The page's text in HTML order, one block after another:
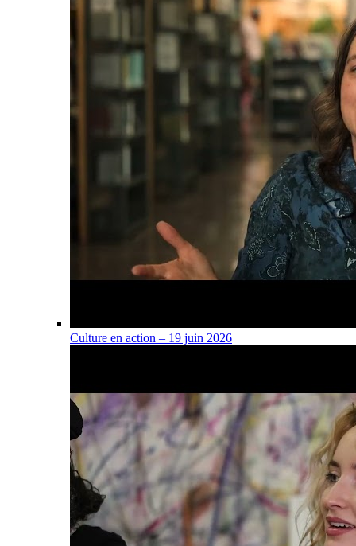
Culture en action – 19 juin 2026